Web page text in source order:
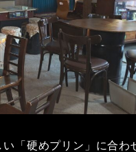
「硬めプリン」に合わ